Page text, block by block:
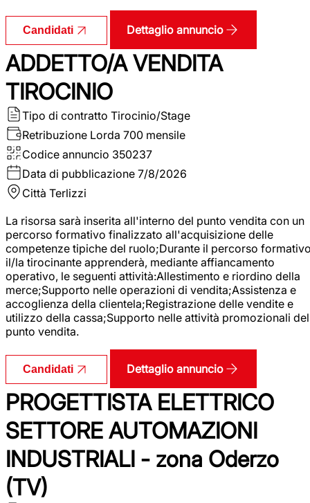
Candidati Dettaglio annuncio
ADDETTO/A VENDITA
TIROCINIO
Tipo di contratto Tirocinio/Stage
Retribuzione Lorda 700 mensile
Codice annuncio 350237
Data di pubblicazione 7/8/2026
Città Terlizzi
La risorsa sarà inserita all'interno del punto vendita con un
percorso formativo finalizzato all'acquisizione delle
competenze tipiche del ruolo;Durante il percorso
il/la tirocinante apprenderà, mediante affiancamento
operativo, le seguenti attività:Allestimento e riordino della
merce;Supporto nelle operazioni di vendita;Assistenza e
accoglienza della clientela;Registrazione delle vendite e
utilizzo della cassa;Supporto nelle attività promozionali del
punto vendita.
Candidati Dettaglio annuncio
PROGETTISTA ELETTRICO
SETTORE AUTOMAZIONI
INDUSTRIALI - zona Oderzo
(TV)